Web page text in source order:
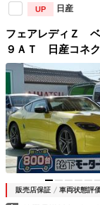
UP 日産
フェアレディＺ
９ＡＴ 日産コネ
ター ＥＴＣ２．
連サブメーター
販売店保証 車両状態評